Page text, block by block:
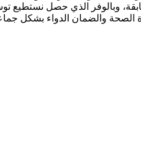
وبالوفر الذي حصل نستطيع
الصحة والضمان الدواء بشكل